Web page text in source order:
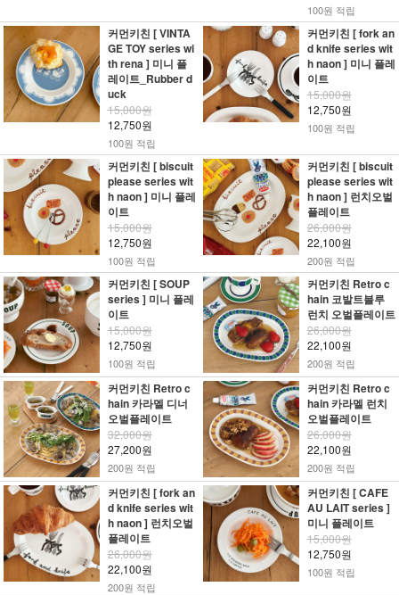
100원 적립
커먼키친 [ VINTA
GE TOY series wi
th rena ] 미니 플
레이트_Rubber d
uck
15,000원
12,750원
100원 적립
커먼키친 [ fork an
d knife series wit
h naon ] 미니 플레
이트
15,000원
12,750원
100원 적립
커먼키친 [ biscuit
please series wit
h naon ] 미니 플레
이트
15,000원
12,750원
100원 적립
커먼키친 [ biscuit
please series wit
h naon ] 런치오벌
플레이트
26,000원
22,100원
200원 적립
커먼키친 [ SOUP
series ] 미니 플레
이트
15,000원
12,750원
100원 적립
커먼키친 Retro c
hain 코발트블루
런치 오벌플레이트
26,000원
22,100원
200원 적립
커먼키친 Retro c
hain 카라멜 디너
오벌플레이트
32,000원
27,200원
200원 적립
커먼키친 Retro c
hain 카라멜 런치
오벌플레이트
26,000원
22,100원
200원 적립
커먼키친 [ fork an
d knife series wit
h naon ] 런치오벌
플레이트
26,000원
22,100원
200원 적립
커먼키친 [ CAFE
AU LAIT series ]
미니 플레이트
15,000원
12,750원
100원 적립